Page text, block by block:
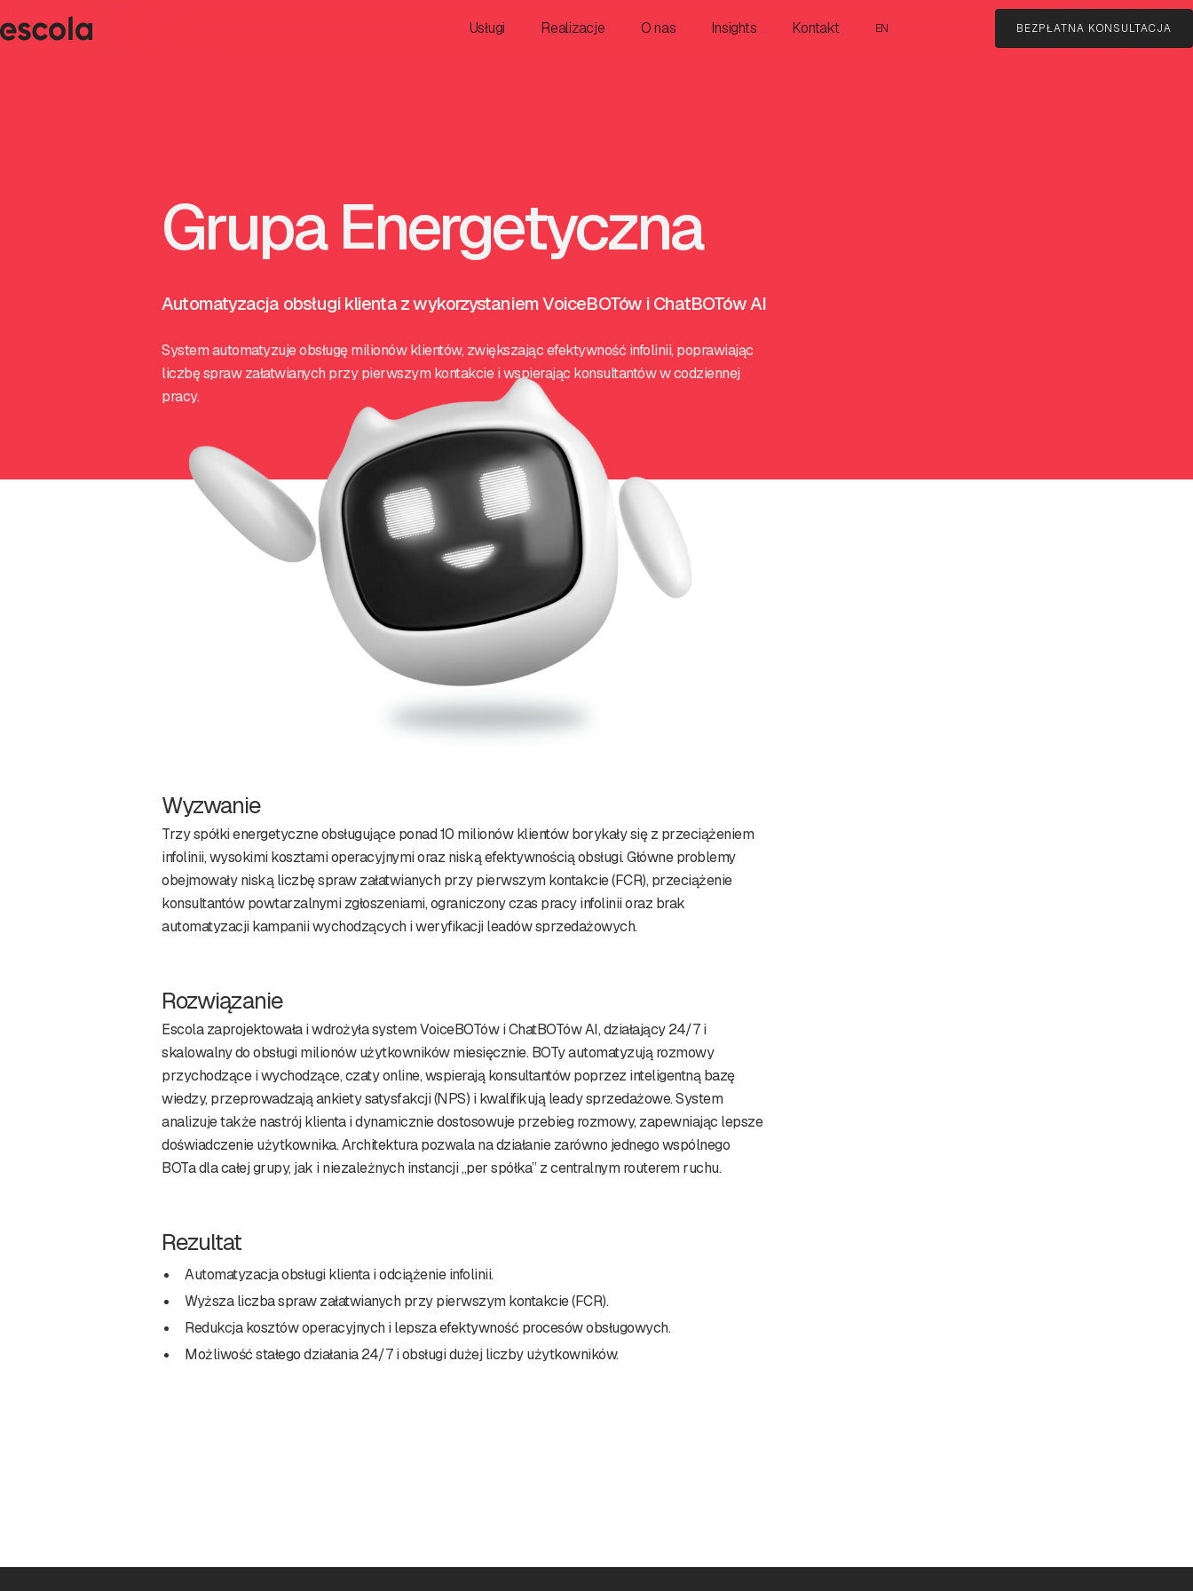
Usługi Realizacje O nas Insights Kontakt EN BEZPŁATNA KONSULTACJA
Grupa Energetyczna
Automatyzacja obsługi klienta z wykorzystaniem VoiceBOTów i ChatBOTów AI
System automatyzuje obsługę milionów klientów, zwiększając efektywność infolinii, poprawiając
liczbę spraw załatwianych przy pierwszym kontakcie i wspierając konsultantów w codziennej
pracy.
Wyzwanie
Trzy spółki energetyczne obsługujące ponad 10 milionów klientów borykały się z przeciążeniem
infolinii, wysokimi kosztami operacyjnymi oraz niską efektywnością obsługi. Główne problemy
obejmowały niską liczbę spraw załatwianych przy pierwszym kontakcie (FCR), przeciążenie
konsultantów powtarzalnymi zgłoszeniami, ograniczony czas pracy infolinii oraz brak
automatyzacji kampanii wychodzących i weryfikacji leadów sprzedażowych.
Rozwiązanie
Escola zaprojektowała i wdrożyła system VoiceBOTów i ChatBOTów AI, działający 24/7 i
skalowalny do obsługi milionów użytkowników miesięcznie. BOTy automatyzują rozmowy
przychodzące i wychodzące, czaty online, wspierają konsultantów poprzez inteligentną bazę
wiedzy, przeprowadzają ankiety satysfakcji (NPS) i kwalifikują leady sprzedażowe. System
analizuje także nastrój klienta i dynamicznie dostosowuje przebieg rozmowy, zapewniając lepsze
doświadczenie użytkownika. Architektura pozwala na działanie zarówno jednego wspólnego
BOTa dla całej grupy, jak i niezależnych instancji „per spółka” z centralnym routerem ruchu.
Rezultat
Automatyzacja obsługi klienta i odciążenie infolinii.
Wyższa liczba spraw załatwianych przy pierwszym kontakcie (FCR).
Redukcja kosztów operacyjnych i lepsza efektywność procesów obsługowych.
Możliwość stałego działania 24/7 i obsługi dużej liczby użytkowników.